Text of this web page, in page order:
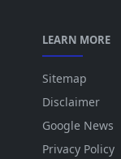
LEARN MORE
Sitemap
Disclaimer
Google News
Privacy Policy